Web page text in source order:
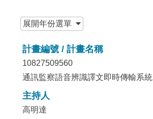
展開年份選單
計畫編號 / 計畫名稱
10827509560
通訊監察語音辨識譯文即時傳輸系統
主持人
高明達